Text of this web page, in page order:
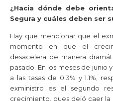
¿Hacia dónde debe
Segura y cuáles deben ser
Hay que mencionar que el
momento en que el
desacelera de manera
pasado. En los meses de junio
a las tasas de 0.3% y 1.1%,
exministro es el segundo
crecimiento, pues dejó caer la